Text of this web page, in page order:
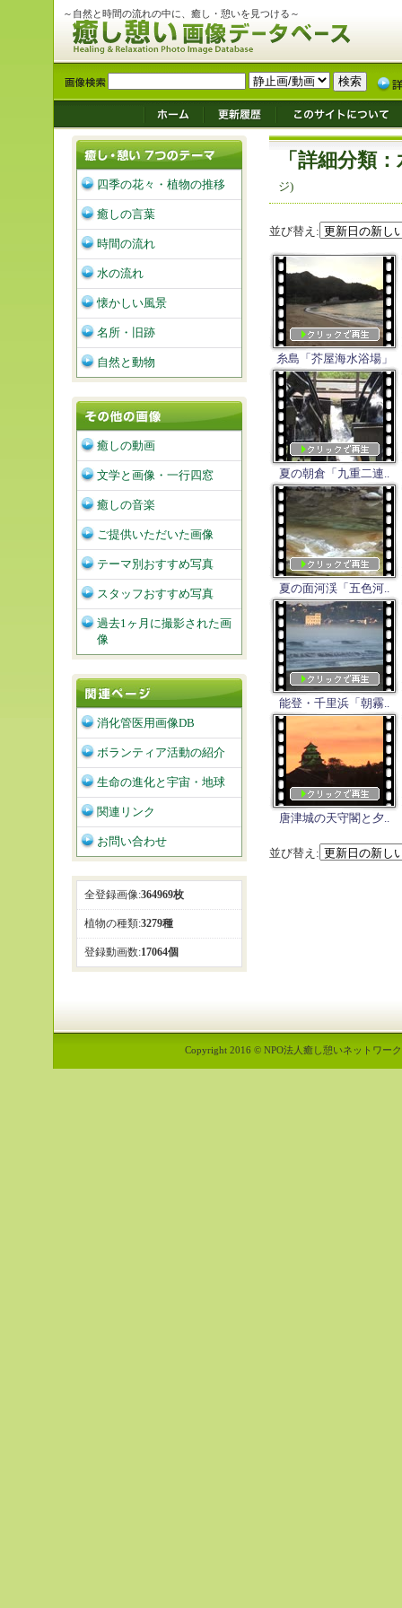
～自然と時間の流れの中に、癒し・憩いを見つける～
「詳細分類
ジ)
並び替え:
糸島「芥屋海水浴場」
夏の朝倉「九重二連..
夏の面河渓「五色河..
能登・千里浜「朝霧..
唐津城の天守閣と夕..
並び替え:
四季の花々・植物の推移
癒しの言葉
時間の流れ
水の流れ
懐かしい風景
名所・旧跡
自然と動物
癒しの動画
文学と画像・一行四窓
癒しの音楽
ご提供いただいた画像
テーマ別おすすめ写真
スタッフおすすめ写真
過去1ヶ月に撮影された画
像
消化管医用画像DB
ボランティア活動の紹介
生命の進化と宇宙・地球
関連リンク
お問い合わせ
全登録画像:364969枚
植物の種類:3279種
登録動画数:17064個
Copyright 2016 © NPO法人癒し憩いネットワー